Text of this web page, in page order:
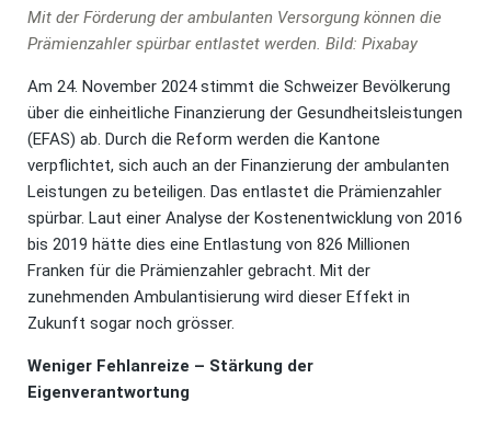
Mit der Förderung der ambulanten Versorgung können die
Prämienzahler spürbar entlastet werden. Bild: Pixabay
Am 24. November 2024 stimmt die Schweizer Bevölkerung
über die einheitliche Finanzierung der Gesundheitsleistungen
(EFAS) ab. Durch die Reform werden die Kantone
verpflichtet, sich auch an der Finanzierung der ambulanten
Leistungen zu beteiligen. Das entlastet die Prämienzahler
spürbar. Laut einer Analyse der Kostenentwicklung von 2016
bis 2019 hätte dies eine Entlastung von 826 Millionen
Franken für die Prämienzahler gebracht. Mit der
zunehmenden Ambulantisierung wird dieser Effekt in
Zukunft sogar noch grösser.
Weniger Fehlanreize – Stärkung der
Eigenverantwortung